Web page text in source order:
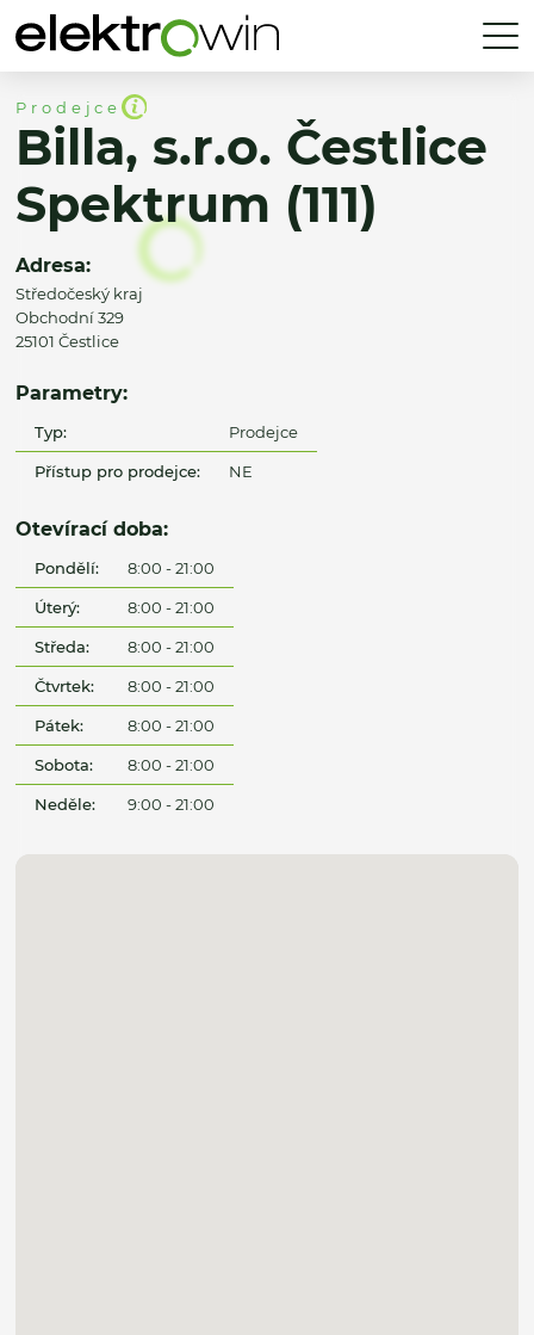
Prodejce
Billa, s.r.o. Čestlice
Spektrum (111)
Adresa:
Středočeský kraj
Obchodní 329
25101 Čestlice
Parametry:
Typ: Prodejce
Přístup pro prodejce: NE
Otevírací doba:
Pondělí: 8:00 - 21:00
Úterý: 8:00 - 21:00
Středa: 8:00 - 21:00
Čtvrtek: 8:00 - 21:00
Pátek: 8:00 - 21:00
Sobota: 8:00 - 21:00
Neděle: 9:00 - 21:00